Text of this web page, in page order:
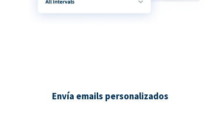
Envía emails personalizados